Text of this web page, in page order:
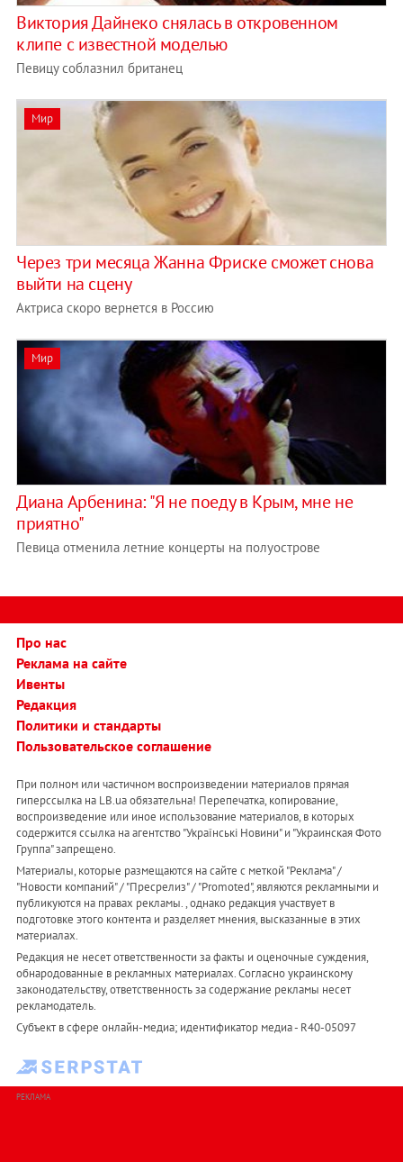
Виктория Дайнеко снялась в откровенном
клипе с известной моделью
Певицу соблазнил британец
Мир
Через три месяца Жанна Фриске сможет снова
выйти на сцену
Актриса скоро вернется в Россию
Мир
Диана Арбенина: "Я не поеду в Крым, мне не
приятно"
Певица отменила летние концерты на полуострове
Про нас
Реклама на сайте
Ивенты
Редакция
Политики и стандарты
Пользовательское соглашение
При полном или частичном воспроизведении материалов прямая
гиперссылка на LB.ua обязательна! Перепечатка, копирование,
воспроизведение или иное использование материалов, в которых
содержится ссылка на агентство "Українськi Новини" и "Украинская Фото
Группа" запрещено.
Материалы, которые размещаются на сайте с меткой "Реклама" /
"Новости компаний" / "Пресрелиз" / "Promoted", являются рекламными и
публикуются на правах рекламы. , однако редакция участвует в
подготовке этого контента и разделяет мнения, высказанные в этих
материалах.
Редакция не несет ответственности за факты и оценочные суждения,
обнародованные в рекламных материалах. Согласно украинскому
законодательству, ответственность за содержание рекламы несет
рекламодатель.
Субъект в сфере онлайн-медиа; идентификатор медиа - R40-05097
РЕКЛАМА